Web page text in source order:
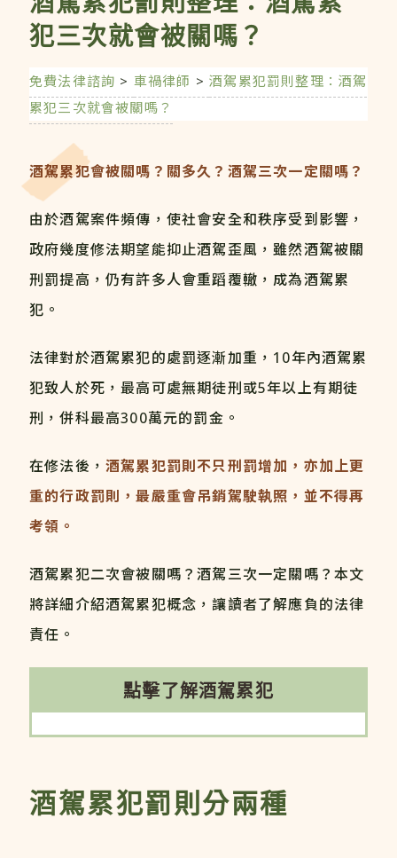
犯三次就會被關嗎？
免費法律諮詢 > 車禍律師 >酒駕累犯罰則整理：酒駕
累犯三次就會被關嗎？
酒駕累犯會被關嗎？關多久？酒駕三次一定關嗎？
由於酒駕案件頻傳，使社會安全和秩序受到影響，
政府幾度修法期望能抑止酒駕歪風，雖然酒駕被關
刑罰提高，仍有許多人會重蹈覆轍，成為酒駕累
犯。
法律對於酒駕累犯的處罰逐漸加重，10年內酒駕累
犯致人於死，最高可處無期徒刑或5年以上有期徒
刑，併科最高300萬元的罰金。
在修法後， 酒駕累犯罰則不只刑罰增加，亦加上更
重的行政罰則，最嚴重會吊銷駕駛執照，並不得再
考領。
酒駕累犯二次會被關嗎？酒駕三次一定關嗎？本文
將詳細介紹酒駕累犯概念，讓讀者了解應負的法律
責任。
點擊了解酒駕累犯
酒駕累犯罰則分兩種